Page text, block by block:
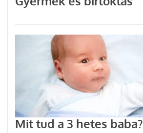
Mit tud a 3 hetes baba?